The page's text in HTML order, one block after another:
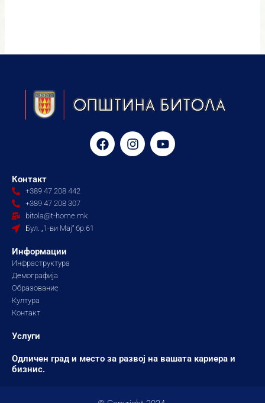
F
a
I
n
Y
o
Контакт
+389 47 208 442
+389 47 208 307
bitola@t-home.mk
Бул. „1-ви Мај“ бр.61
Информации
Инфраструктура
Демографија
Образование
Култура
Контакт
Услуги
Одличен град и место за развој на вашата кариера и
бизнис.